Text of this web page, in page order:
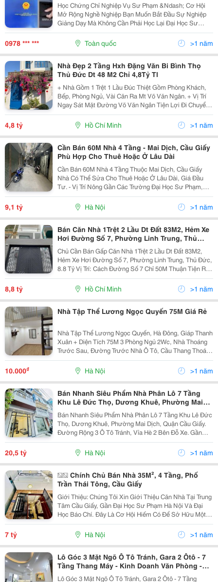
Học Chứng Chỉ Nghiệp Vụ Sư Phạm &Ndash; Cơ Hội
Mở Rộng Nghề Nghiệp Bạn Muốn Bắt Đầu Sự Nghiệp
Giảng Dạy Mà Không Cần Phải Học Lại Đại Học Sư
Phạm? Chứng Chỉ Nghiệp Vụ Sư Phạm Là Giải Pháp
Nhanh Chóng, Tiết Kiệm Thời Gian Và Chi Phí Để Bước
Vào Nghề...
0978 *** *** Toàn quốc >1 năm
Nhà Đẹp 2 Tầng Hxh Đặng Văn Bi Bình Thọ
Thủ Đức Dt 48 M2 Chỉ 4,8Tỷ Tl
+ Nhà Gồm 1 Trệt 1 Lầu Đúc Thiệt Gồm Phòng Khách,
Bếp, Phòng Ngủ, Vài Căn Ra Mt Võ Văn Ngân. + Vị Trí
Ngay Sát Mặt Đường Võ Văn Ngân Tiện Lợi Đi Chuyển
Về Bình Thạnh, Quận 1, Phạm Văn Đồng, Bình Dương,
Đồng Nai, + Ngay Đại Học Sư Phạm Kỹ Thuật, Chợ...
4,8 tỷ Hồ Chí Minh >1 năm
Cần Bán 60M Nhà 4 Tầng - Mai Dịch, Cầu Giấy
Phù Hợp Cho Thuê Hoặc Ở Lâu Dài
Cần Bán 60M Nhà 4 Tầng Thuộc Mai Dịch, Cầu Giấy
Nhà Có Thể Sửa Cho Thuê Hoặc Ở Lâu Dài, Giá Đầu
Tư. - Vị Trí Nông Gần Các Trường Đại Học Sư Phạm,
Quốc Gia, Thương Mại, Giao Thông Thuận Tiện - Sổ Đỏ
Cất Két Sẵn Sàng Giao Dịch - Giá : 9.1 Tỷ Thương...
9,1 tỷ Hà Nội >1 năm
Bán Căn Nhà 1Trệt 2 Lầu Dt Đất 83M2, Hẻm Xe
Hơi Đường Số 7, Phường Linh Trung, Thủ
Đức, 8.8 Tỷ
Chủ Cần Bán Gấp Căn Nhà 1Trệt 2 Lầu Dt Đất 83M2,
Hẻm Xe Hơi Đường Số 7, Phường Linh Trung, Thủ Đức,
8.8 Tỷ Vị Trí: Cách Đường Số 7 Chỉ 50M Thuận Tiện Ra
Đường Hoàng Diệu 2, Linh Trung, Gần Các Trường Đại
Học Ngân Hàng, Đại Học Sư Phạm Kỹ Thuật,...
8,8 tỷ Hồ Chí Minh >1 năm
Nhà Tập Thể Lương Ngọc Quyến 75M Giá Rẻ
Nhà Tập Thể Lương Ngọc Quyến, Hà Đông, Giáp Thanh
Xuân + Diện Tích 75M 3 Phòng Ngủ 2Wc, Nhà Thoáng
Trước Sau, Đường Trước Nhà Ô Tô, Cầu Thang Thoáng
Rộng, Chân Cầu Thang Rộng Để Xe Thoải Mái + Giao
Với Quận Thanh Xuân, Gần Đại Học Sư Phạm Nghệ...
10.000₫ Hà Nội >1 năm
Bán Nhanh Siêu Phẩm Nhà Phân Lô 7 Tầng
Khu Lê Đức Thọ, Dương Khuê, Phường Mai
Dịch, Quận Cầu Giấy.
Bán Nhanh Siêu Phẩm Nhà Phân Lô 7 Tầng Khu Lê Đức
Thọ, Dương Khuê, Phường Mai Dịch, Quận Cầu Giấy.
Đường Rộng 3 Ô Tô Tránh, Vỉa Hè 2 Bên Đỗ Xe. Gần
Trường Đại Học Thương Mại, Trường Sân Khấu Điện
Ảnh, Trường Đại Học Sư Phạm... Khu Đông Dân Cư,
20,5 tỷ Hà Nội >1 năm
�� Chính Chủ Bán Nhà 35M², 4 Tầng, Phố
Trần Thái Tông, Cầu Giấy
Giới Thiệu: Chúng Tôi Xin Giới Thiệu Căn Nhà Tại Trung
Tâm Cầu Giấy, Gần Đại Học Sư Phạm Hà Nội Và Đại
Học Báo Chí. Đây Là Cơ Hội Hiếm Có Để Sở Hữu Một
Ngôi Nhà Với Vị Trí Thuận Tiện Và Thiết Kế Hiện Đại.
Thông Tin Chi Tiết: - **Diện Tích:**...
7 tỷ Hà Nội >1 năm
Lô Góc 3 Mặt Ngõ Ô Tô Tránh, Gara 2 Ôtô - 7
Tầng Thang Máy - Kinh Doanh Văn Phòng -
Nội Thất Toàn Gỗ Lim
Lô Góc 3 Mặt Ngõ Ô Tô Tránh, Gara 2 Ôtô - 7 Tầng